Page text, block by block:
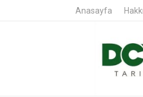
Anasayfa